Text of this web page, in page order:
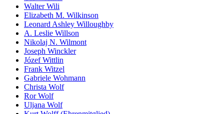
Walter Wili
Elizabeth M. Wilkinson
Leonard Ashley Willoughby
A. Leslie Willson
Nikolaj N. Wilmont
Joseph Winckler
Józef Wittlin
Frank Witzel
Gabriele Wohmann
Christa Wolf
Ror Wolf
Uljana Wolf